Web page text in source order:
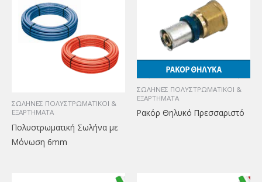
ΣΩΛΗΝΕΣ ΠΟΛΥΣΤΡΩΜΑΤΙΚΟΙ &
ΕΞΑΡΤΗΜΑΤΑ
Πολυστρωματική Σωλήνα με
Μόνωση 6mm
ΣΩΛΗΝΕΣ ΠΟΛΥΣΤΡΩΜΑΤΙΚΟΙ &
ΕΞΑΡΤΗΜΑΤΑ
Ρακόρ Θηλυκό Πρεσσαριστό